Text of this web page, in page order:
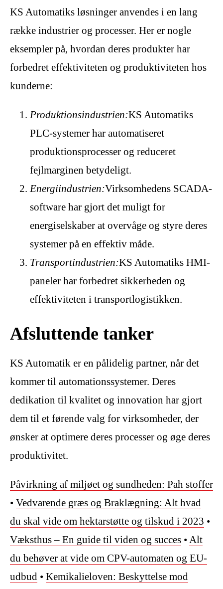
KS Automatiks løsninger anvendes i en lang
række industrier og processer. Her er nogle
eksempler på, hvordan deres produkter har
forbedret effektiviteten og produktiviteten hos
kunderne:
Produktionsindustrien:KS Automatiks
PLC-systemer har automatiseret
produktionsprocesser og reduceret
fejlmarginen betydeligt.
Energiindustrien:Virksomhedens SCADA-
software har gjort det muligt for
energiselskaber at overvåge og styre deres
systemer på en effektiv måde.
Transportindustrien:KS Automatiks HMI-
paneler har forbedret sikkerheden og
effektiviteten i transportlogistikken.
Afsluttende tanker
KS Automatik er en pålidelig partner, når det
kommer til automationssystemer. Deres
dedikation til kvalitet og innovation har gjort
dem til et førende valg for virksomheder, der
ønsker at optimere deres processer og øge deres
produktivitet.
Påvirkning af miljøet og sundheden: Pah stoffer
• Vedvarende græs og Braklægning: Alt hvad
du skal vide om hektarstøtte og tilskud i 2023 •
Væksthus – En guide til viden og succes •Alt
du behøver at vide om CPV-automaten og EU-
udbud • Kemikalieloven: Beskyttelse mod